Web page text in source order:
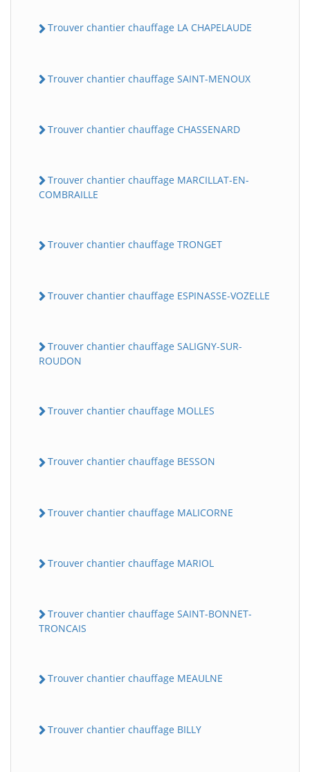
Trouver chantier chauffage LA CHAPELAUDE
Trouver chantier chauffage SAINT-MENOUX
Trouver chantier chauffage CHASSENARD
Trouver chantier chauffage MARCILLAT-EN-
COMBRAILLE
Trouver chantier chauffage TRONGET
Trouver chantier chauffage ESPINASSE-VOZELLE
Trouver chantier chauffage SALIGNY-SUR-
ROUDON
Trouver chantier chauffage MOLLES
Trouver chantier chauffage BESSON
Trouver chantier chauffage MALICORNE
Trouver chantier chauffage MARIOL
Trouver chantier chauffage SAINT-BONNET-
TRONCAIS
Trouver chantier chauffage MEAULNE
Trouver chantier chauffage BILLY